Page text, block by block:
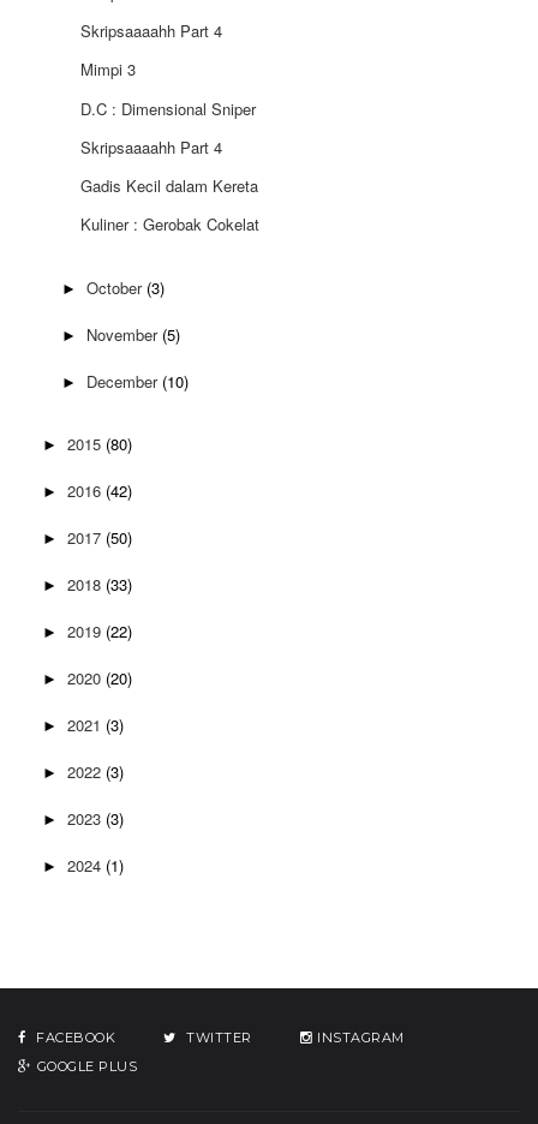
Skripsaaaahh Part 4
Mimpi 3
D.C : Dimensional Sniper
Skripsaaaahh Part 4
Gadis Kecil dalam Kereta
Kuliner : Gerobak Cokelat
► October (3)
► November (5)
► December (10)
► 2015 (80)
► 2016 (42)
► 2017 (50)
► 2018 (33)
► 2019 (22)
► 2020 (20)
► 2021 (3)
► 2022 (3)
► 2023 (3)
► 2024 (1)
FACEBOOK TWITTER
INSTAGRAM
GOOGLE PLUS